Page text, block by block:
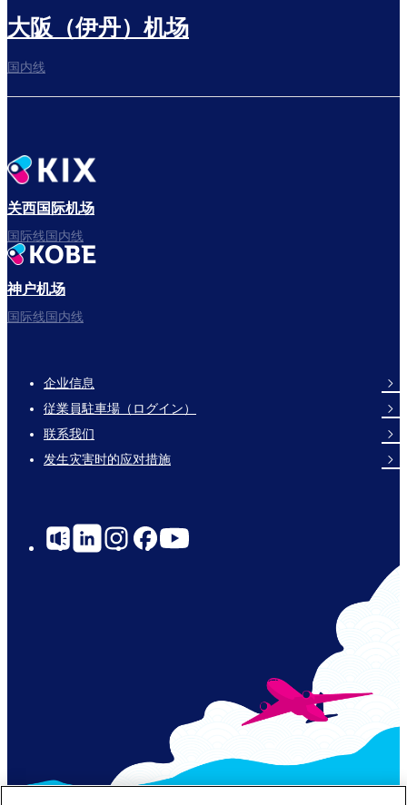
大阪（伊丹）机场
国内线
关西国际机场
国际线国内线
神户机场
国际线国内线
Footer
Links
企业信息
従業員駐車場（ログイン）
联系我们
发生灾害时的应对措施
Social